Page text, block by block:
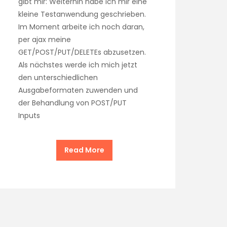
kleine Testanwendung geschrieben.
Im Moment arbeite ich noch daran,
per ajax meine
GET/POST/PUT/DELETEs abzusetzen.
Als nächstes werde ich mich jetzt
den unterschiedlichen
Ausgabeformaten zuwenden und
der Behandlung von POST/PUT
Inputs
Read More